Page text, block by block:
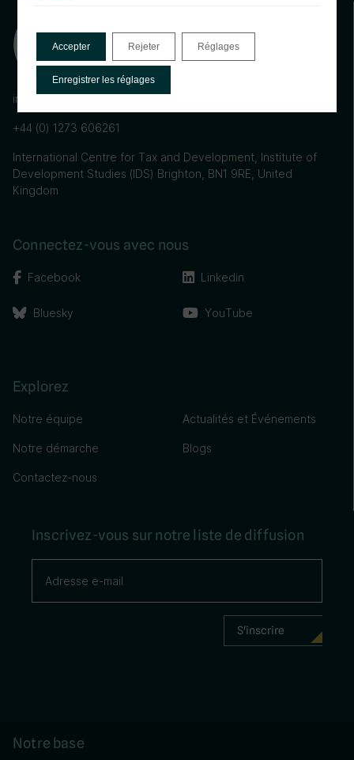
info@ictd.ac
+44 (0) 1273 606261
International Centre for Tax and Development, Institute of
Development Studies (IDS) Brighton, BN1 9RE, United
Kingdom
Connectez-vous avec nous
Facebook
Bluesky
Linkedin
YouTube
Explorez
Notre équipe
Notre démarche
Contactez-nous
Actualités et Événements
Blogs
Inscrivez-vous sur notre liste de diffusion
Notre base
Accepter Rejeter Réglages
Enregistrer les réglages